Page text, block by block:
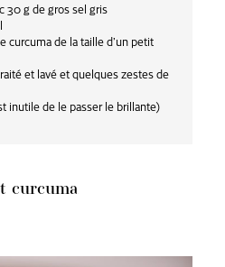
30 g de gros sel gris
curcuma de la taille d’un petit
et lavé et quelques zestes de
inutile de le passer le brillante)
curcuma